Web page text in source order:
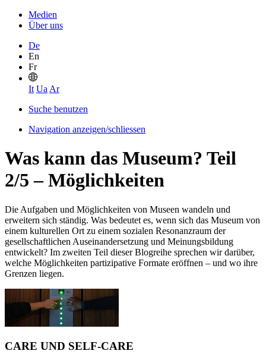
Medien
Über uns
De
En
Fr
It Ua Ar
Suche benutzen
Navigation anzeigen/schliessen
Was kann das Museum? Teil
2/5 – Möglichkeiten
Die Aufgaben und Möglichkeiten von Museen wandeln und
erweitern sich ständig. Was bedeutet es, wenn sich das Museum von
einem kulturellen Ort zu einem sozialen Resonanzraum der
gesellschaftlichen Auseinandersetzung und Meinungsbildung
entwickelt? Im zweiten Teil dieser Blogreihe sprechen wir darüber,
welche Möglichkeiten partizipative Formate eröffnen – und wo ihre
Grenzen liegen.
CARE UND SELF-CARE